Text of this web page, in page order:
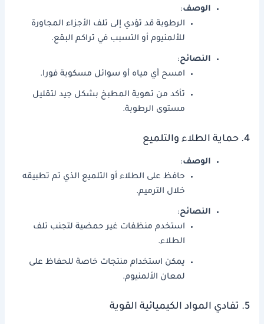
الوصف:
الرطوبة قد تؤدي إلى تلف الأجزاء المجاورة
للألمنيوم أو التسبب في تراكم البقع.
النصائح:
امسح أي مياه أو سوائل مسكوبة فورا.
تأكد من تهوية المطبخ بشكل جيد لتقليل
مستوى الرطوبة.
4. حماية الطلاء والتلميع
الوصف:
حافظ على الطلاء أو التلميع الذي تم تطبيقه
خلال الترميم.
النصائح:
استخدم منظفات غير حمضية لتجنب تلف
الطلاء.
يمكن استخدام منتجات خاصة للحفاظ على
لمعان الألمنيوم.
5. تفادي المواد الكيميائية القوية